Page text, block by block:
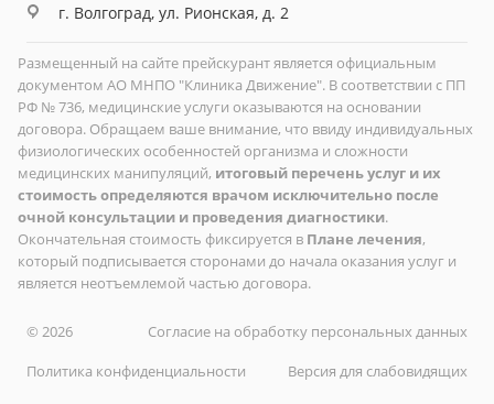
г. Волгоград, ул. Рионская, д. 2
Размещенный на сайте прейскурант является официальным
документом АО МНПО "Клиника Движение". В соответствии с ПП
РФ № 736, медицинские услуги оказываются на основании
договора. Обращаем ваше внимание, что ввиду индивидуальных
физиологических особенностей организма и сложности
медицинских манипуляций, итоговый перечень услуг и их
стоимость определяются врачом исключительно после
очной консультации и проведения диагностики.
Окончательная стоимость фиксируется в Плане лечения,
который подписывается сторонами до начала оказания услуг и
является неотъемлемой частью договора.
© 2026
Согласие на обработку персональных данных
Политика конфиденциальности
Версия для слабовидящих